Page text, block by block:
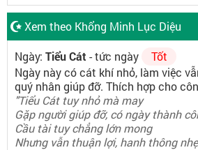
Xem theo Khổng Minh Lục Diệu
Ngày: Tiểu Cát - tức ngày
Tốt
Ngày này có cát khí nhỏ, làm việc
quý nhân giúp đỡ. Thích hợp cho
"Tiểu Cát tuy nhỏ mà may
Gặp người giúp đỡ, có ngày thành
Cầu tài tuy chẳng lớn mong
Nhưng vẫn thuận lợi, hanh thông